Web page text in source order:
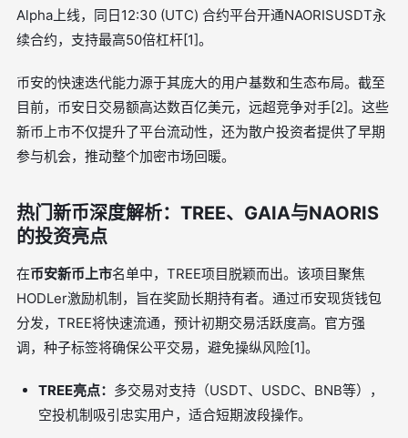
Alpha上线，同日12:30 (UTC) 合约平台开通NAORISUSDT永
续合约，支持最高50倍杠杆[1]。
币安的快速迭代能力源于其庞大的用户基数和生态布局。截至
目前，币安日交易额高达数百亿美元，远超竞争对手[2]。这些
新币上市不仅提升了平台流动性，还为散户投资者提供了早期
参与机会，推动整个加密市场回暖。
热门新币深度解析：TREE、GAIA与NAORIS
的投资亮点
在币安新币上市名单中，TREE项目脱颖而出。该项目聚焦
HODLer激励机制，旨在奖励长期持有者。通过币安现货钱包
分发，TREE将快速流通，预计初期交易活跃度高。官方强
调，种子标签将确保公平交易，避免操纵风险[1]。
TREE亮点： 多交易对支持（USDT、USDC、BNB等），
空投机制吸引忠实用户，适合短期波段操作。